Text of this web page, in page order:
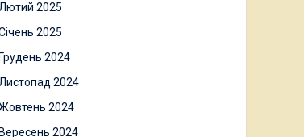
Лютий 2025
2025
Грудень 2024
Листопад 2024
2024
Вересень 2024